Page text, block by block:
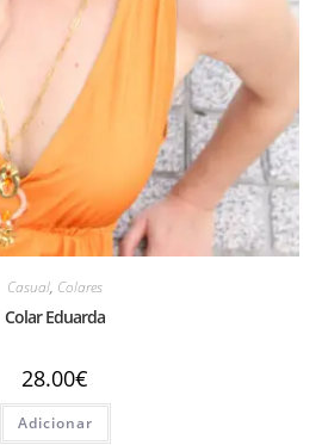
Casual, Colares
Colar Eduarda
28.00€
Adicionar